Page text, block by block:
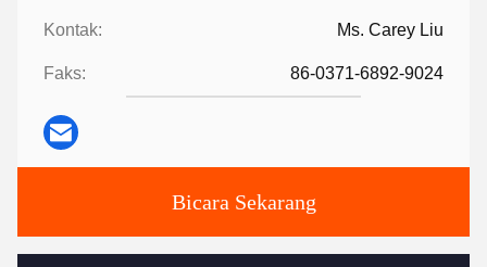
Kontak: Ms. Carey Liu
Faks: 86-0371-6892-9024
Bicara Sekarang